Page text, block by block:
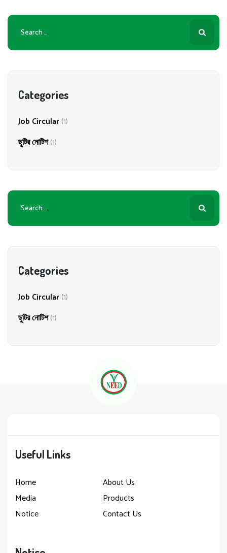
Search
Categories
Job Circular(1)
ছুটির নোটিশ(1)
Search
Categories
Job Circular(1)
ছুটির নোটিশ(1)
Useful Links
Home
About Us
Media
Products
Notice
Contact Us